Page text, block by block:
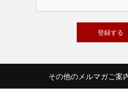
その他のメルマガご案